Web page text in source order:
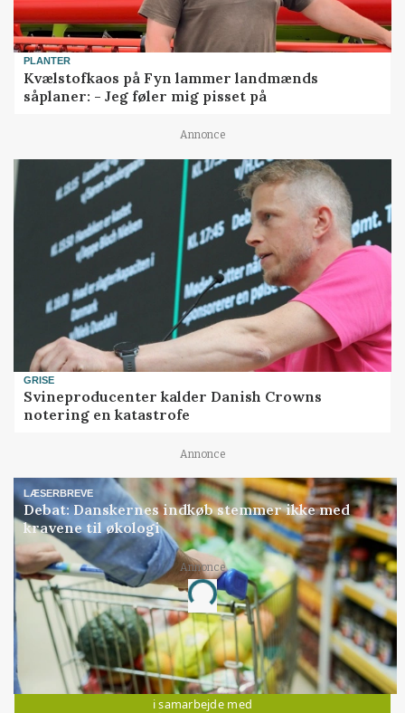
PLANTER
Kvælstofkaos på Fyn lammer landmænds
såplaner: - Jeg føler mig pisset på
Annonce
GRISE
Svineproducenter kalder Danish Crowns
notering en katastrofe
Annonce
LÆSERBREVE
Debat: Danskernes indkøb stemmer ikke med
kravene til økologi
Annonce
Loading...
Jobs
i samarbejde med